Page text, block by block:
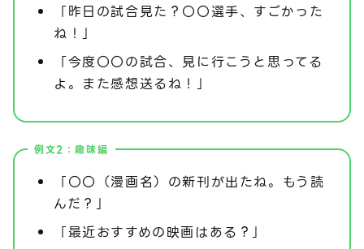
「昨日の試合見た？〇〇選手、すごかった
ね！」
「今度〇〇の試合、見に行こうと思ってる
よ。また感想送るね！」
例文2：趣味編
「〇〇（漫画名）の新刊が出たね。もう読
んだ？」
「最近おすすめの映画はある？」